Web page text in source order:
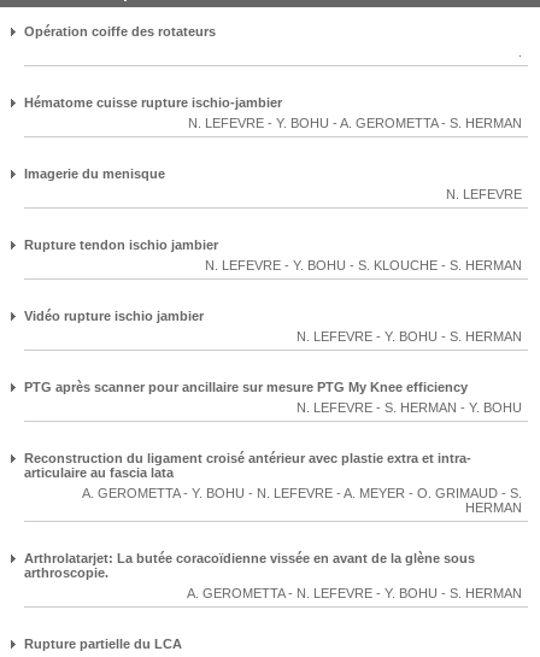
Opération coiffe des rotateurs
Hématome cuisse rupture ischio-jambier
N. LEFEVRE - Y. BOHU - A. GEROMETTA- S. HERMAN
Imagerie du menisque
N. LEFEVRE
Rupture tendon ischio jambier
N. LEFEVRE - Y. BOHU - S. KLOUCHE - S. HERMAN
Vidéo rupture ischio jambier
N. LEFEVRE - Y. BOHU - S. HERMAN
PTG après scanner pour ancillaire sur mesure PTG My Knee efficiency
N. LEFEVRE - S. HERMAN - Y. BOHU
Reconstruction du ligament croisé antérieur avec plastie extra et intra-
articulaire au fascia lata
A. GEROMETTA- Y. BOHU - N. LEFEVRE - A. MEYER - O. GRIMAUD - S.
HERMAN
Arthrolatarjet: La butée coracoïdienne vissée en avant de la glène sous
arthroscopie.
A. GEROMETTA- N. LEFEVRE - Y. BOHU - S. HERMAN
Rupture partielle du LCA